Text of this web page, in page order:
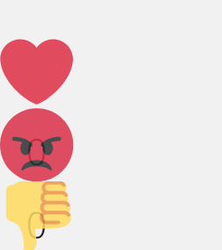
Лайк!
0
Агрессия!
0
Палец
вниз!